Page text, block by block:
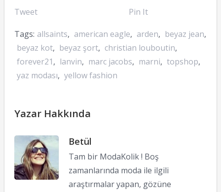
Tweet Pin It
Tags: allsaints, american eagle, arden, beyaz jean,
beyaz kot, beyaz şort, christian louboutin,
forever21, lanvin, marc jacobs, marni, topshop,
yaz modası, yellow fashion
Yazar Hakkında
Betül
Tam bir ModaKolik ! Boş
zamanlarında moda ile ilgili
araştırmalar yapan, gözüne